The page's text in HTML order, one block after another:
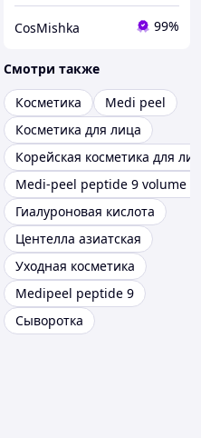
CosMishka 99%
Смотри также
Косметика
Medi peel
Косметика для лица
Корейская косметика для
Medi-peel peptide 9 volume
Гиалуроновая кислота
Центелла азиатская
Уходная косметика
Medipeel peptide 9
Сыворотка